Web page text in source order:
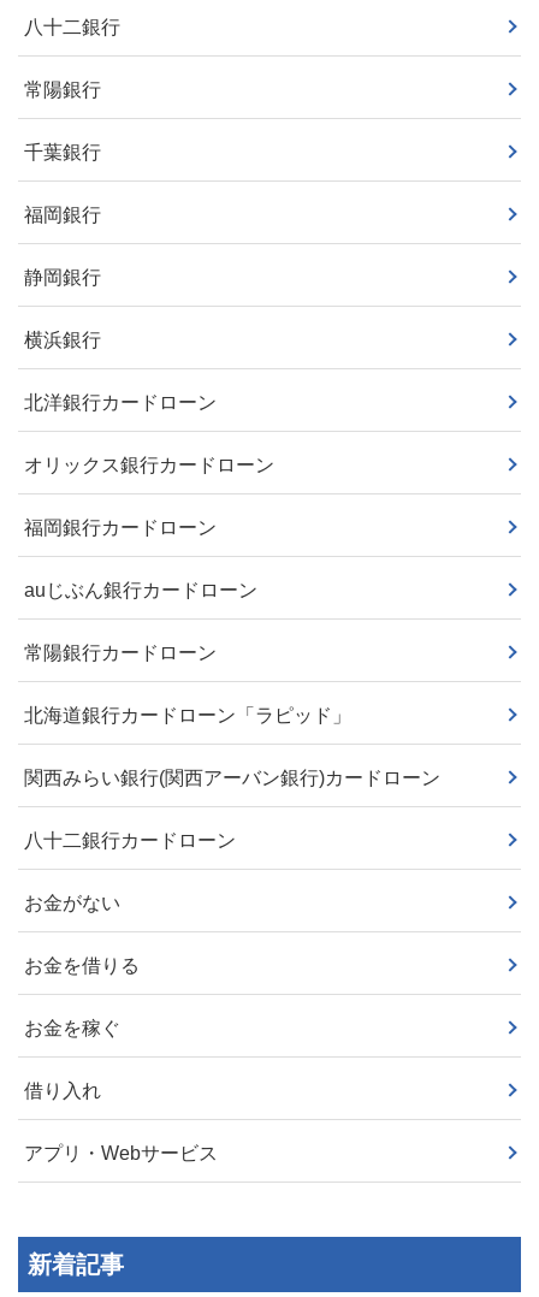
八十二銀行
常陽銀行
千葉銀行
福岡銀行
静岡銀行
横浜銀行
北洋銀行カードローン
オリックス銀行カードローン
福岡銀行カードローン
auじぶん銀行カードローン
常陽銀行カードローン
北海道銀行カードローン「ラピッド」
関西みらい銀行(関西アーバン銀行)カードローン
八十二銀行カードローン
お金がない
お金を借りる
お金を稼ぐ
借り入れ
アプリ・Webサービス
新着記事